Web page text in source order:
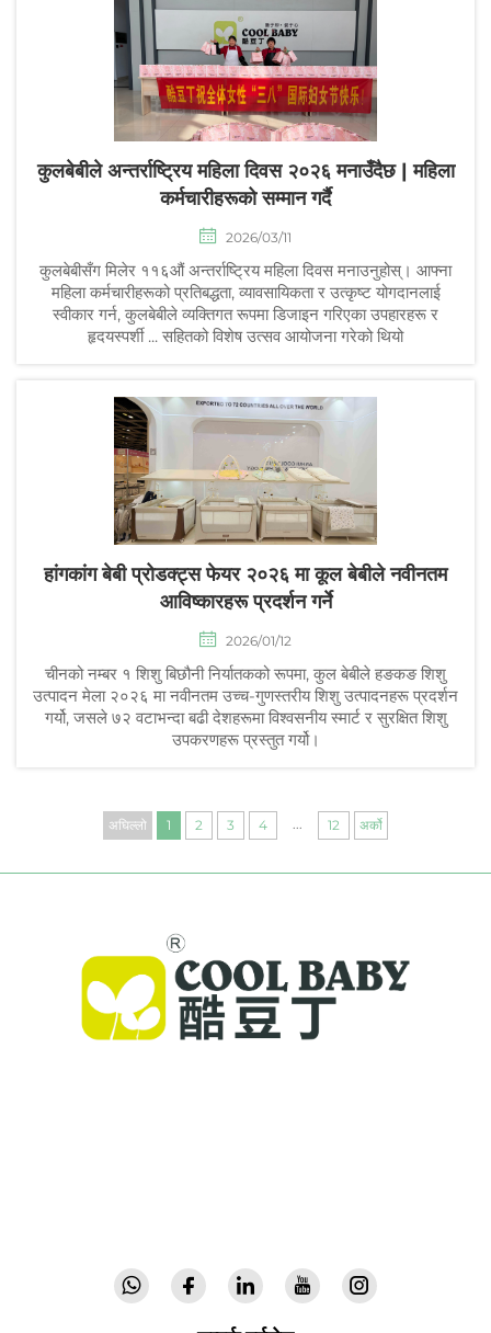
कुलबेबीले अन्तर्राष्ट्रिय महिला दिवस २०२६ मनाउँदैछ | महिला
कर्मचारीहरूको सम्मान गर्दै
2026/03/11
कुलबेबीसँग मिलेर ११६औं अन्तर्राष्ट्रिय महिला दिवस मनाउनुहोस्। आफ्ना
महिला कर्मचारीहरूको प्रतिबद्धता, व्यावसायिकता र उत्कृष्ट योगदानलाई
स्वीकार गर्न, कुलबेबीले व्यक्तिगत रूपमा डिजाइन गरिएका उपहारहरू र
हृदयस्पर्शी ... सहितको विशेष उत्सव आयोजना गरेको थियो
हांगकांग बेबी प्रोडक्ट्स फेयर २०२६ मा कूल बेबीले नवीनतम
आविष्कारहरू प्रदर्शन गर्ने
2026/01/12
चीनको नम्बर १ शिशु बिछौनी निर्यातकको रूपमा, कुल बेबीले हङकङ शिशु
उत्पादन मेला २०२६ मा नवीनतम उच्च-गुणस्तरीय शिशु उत्पादनहरू प्रदर्शन
गर्यो, जसले ७२ वटाभन्दा बढी देशहरूमा विश्वसनीय स्मार्ट र सुरक्षित शिशु
उपकरणहरू प्रस्तुत गर्यो।
अघिल्लो 1 2 3 4 12 अर्को